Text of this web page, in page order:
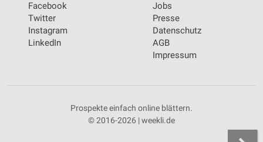
Facebook
Twitter
Instagram
LinkedIn
Jobs
Presse
Datenschutz
AGB
Impressum
Prospekte einfach online blättern.
© 2016-2026 | weekli.de